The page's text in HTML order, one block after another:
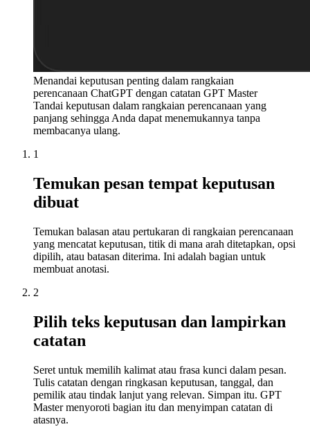
Menandai keputusan penting dalam rangkaian
perencanaan ChatGPT dengan catatan GPT Master
Tandai keputusan dalam rangkaian perencanaan yang
panjang sehingga Anda dapat menemukannya tanpa
membacanya ulang.
1
Temukan pesan tempat keputusan
dibuat
Temukan balasan atau pertukaran di rangkaian perencanaan
yang mencatat keputusan, titik di mana arah ditetapkan, opsi
dipilih, atau batasan diterima. Ini adalah bagian untuk
membuat anotasi.
2
Pilih teks keputusan dan lampirkan
catatan
Seret untuk memilih kalimat atau frasa kunci dalam pesan.
Tulis catatan dengan ringkasan keputusan, tanggal, dan
pemilik atau tindak lanjut yang relevan. Simpan itu. GPT
Master menyoroti bagian itu dan menyimpan catatan di
atasnya.